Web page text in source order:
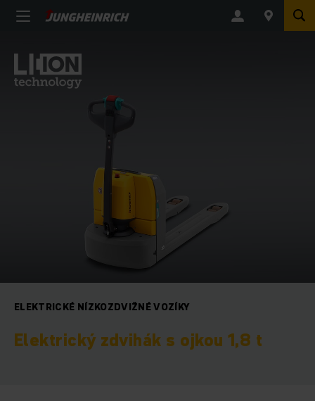
ELEKTRICKÉ NÍZKOZDVIŽNÉ VOZÍKY
Elektrický zdvihák s ojkou 1,8 t